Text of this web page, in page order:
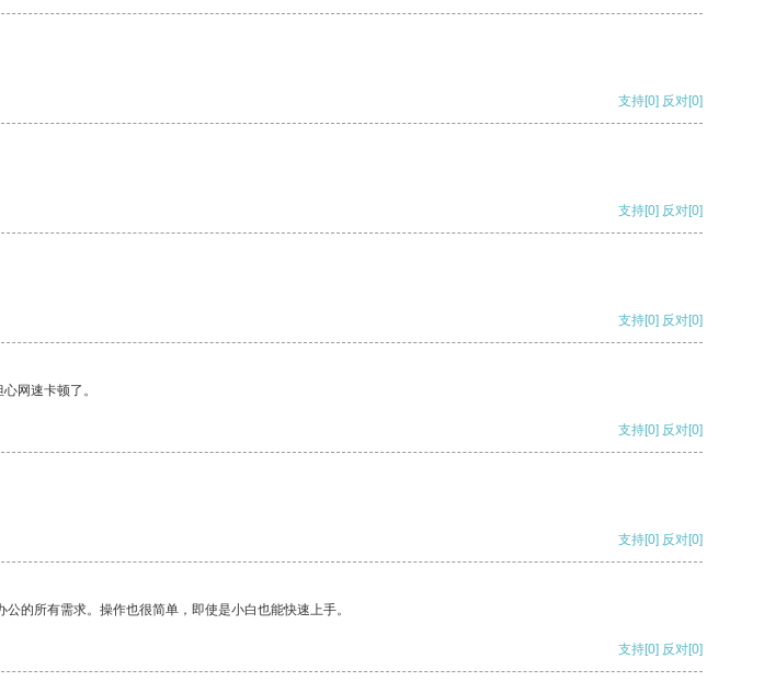
支持[0] 反对[0]
支持[0] 反对[0]
支持[0] 反对[0]
网速卡顿了。
支持[0] 反对[0]
支持[0] 反对[0]
的所有需求。操作也很简单，即使是小白也能快速上手。
支持[0] 反对[0]